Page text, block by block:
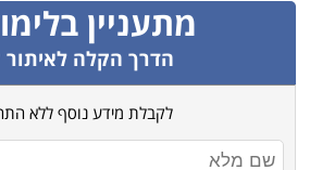
מתעניין
הדרך הקלה לאיתור
לקבלת מידע נוסף ללא